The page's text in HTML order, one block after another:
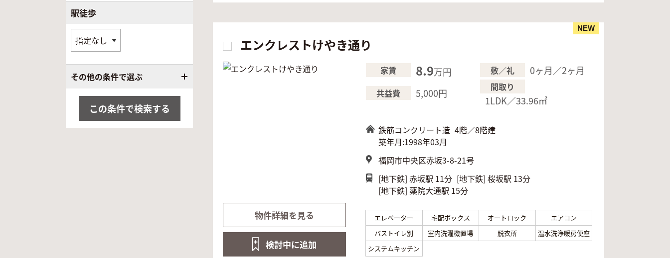
エンクレストけやき通り
NEW
物件詳細を見る
検討中に追加
家賃 8.9万円 敷／礼 0ヶ月／2ヶ月
共益費 5,000円
間取り
1LDK／33.96㎡
鉄筋コンクリート造 4階／8階建
築年月:1998年03月
福岡市中央区赤坂3-8-21号
[地下鉄] 赤坂駅 11分 [地下鉄] 桜坂駅 13分
[地下鉄] 薬院大通駅 15分
エレベーター 宅配ボックス オートロック
エアコン
バストイレ別
室内洗濯機置場 脱衣所
温水洗浄暖房便座
システムキッチン
駅徒歩
その他の条件で選ぶ
この条件で検索する